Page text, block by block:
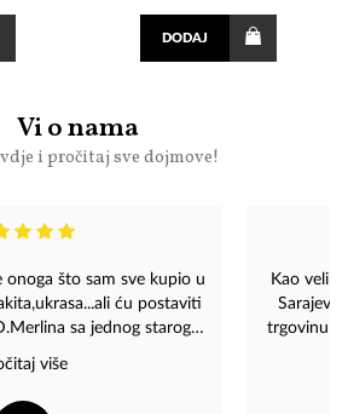
DODAJ
Vi o nama
i pročitaj sve dojmove!
onoga što sam sve kupio u
ću postaviti
sa jednog starog
dok je vas,da će još 1000
"! P.S. Hvala
na lijepom poklonu!
više
Kao
Sarajevo
trgovinu